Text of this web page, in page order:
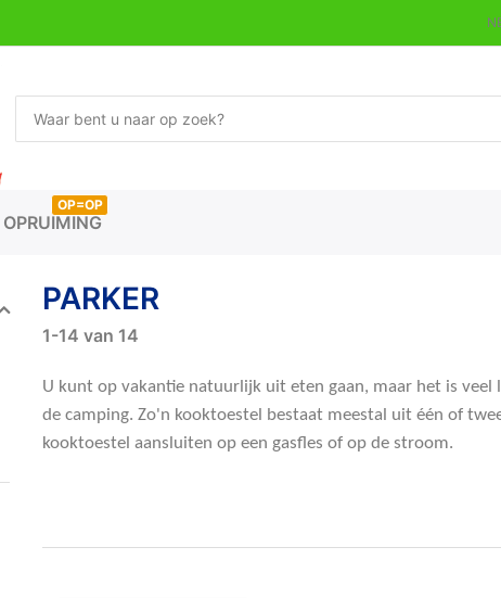
OPRUIMING
OP=OP
PARKER
1-14 van 14
U kunt op vakantie natuurlijk uit eten gaan, maar het is
de camping. Zo'n kooktoestel bestaat meestal uit één of
kooktoestel aansluiten op een gasfles of op de stroom.